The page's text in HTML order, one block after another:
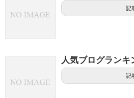
記
人気ブログランキ
記